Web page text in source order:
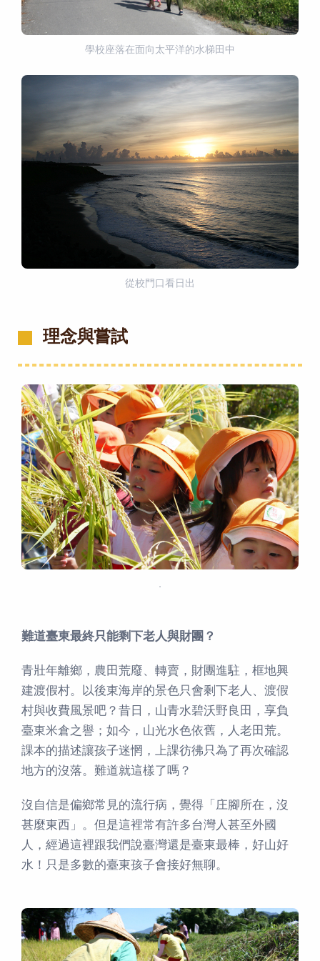
學校座落在面向太平洋的水梯田中
從校門口看日出
理念與嘗試
．
難道臺東最終只能剩下老人與財團？
青壯年離鄉，農田荒廢、轉賣，財團進駐，框地興
建渡假村。以後東海岸的景色只會剩下老人、渡假
村與收費風景吧？昔日，山青水碧沃野良田，享負
臺東米倉之譽；如今，山光水色依舊，人老田荒。
課本的描述讓孩子迷惘，上課彷彿只為了再次確認
地方的沒落。難道就這樣了嗎？
沒自信是偏鄉常見的流行病，覺得「庄腳所在，沒
甚麼東西」。但是這裡常有許多台灣人甚至外國
人，經過這裡跟我們說臺灣還是臺東最棒，好山好
水！只是多數的臺東孩子會接好無聊。